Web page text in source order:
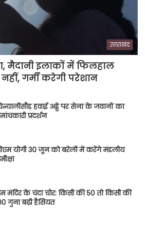
उत्तराखंड
मैदानी इलाकों में फिलहाल
गर्मी करेगी परेशान
हवाई अड्डे पर सेना के जवानों का
प्रदर्शन
योगी 30 जून को बरेली में करेंगे मंडलीय
मंदिर के चंदा चोर: किसी की 50 तो किसी की
गुना बढ़ी हैसियत